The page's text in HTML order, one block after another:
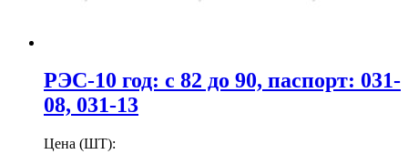
РЭС-10 год: с 82 до 90, паспорт: 031-
08, 031-13
Цена (ШТ):